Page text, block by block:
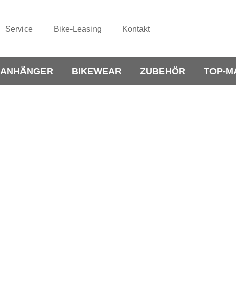
Service Bike-Leasing Kontakt
ANHÄNGER BIKEWEAR ZUBEHÖR TOP-